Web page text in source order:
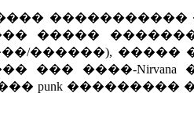
�����������
�����
������),
��� ����-
��� punk